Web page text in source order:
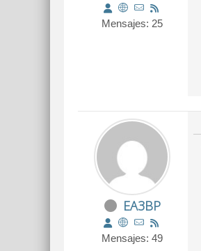
Mensajes: 25
EA3BP
Mensajes: 49